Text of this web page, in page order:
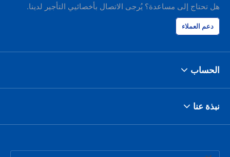
هل تحتاج إلى مساعدة؟ يُرجى الاتصال بأخصائيي التأجير لدينا.
دعم العملاء
الحساب
نبذة عنا